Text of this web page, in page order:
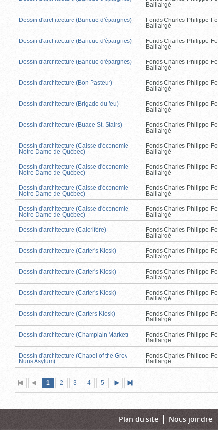
Baillairgé
Dessin d'architecture (Banque d'épargnes)
Fonds Charles-Philippe-
Baillairgé
Dessin d'architecture (Banque d'épargnes)
Fonds Charles-Philippe-
Baillairgé
Dessin d'architecture (Banque d'épargnes)
Fonds Charles-Philippe-
Baillairgé
Dessin d'architecture (Bon Pasteur)
Fonds Charles-Philippe-
Baillairgé
Dessin d'architecture (Brigade du feu)
Fonds Charles-Philippe-
Baillairgé
Dessin d'architecture (Buade St. Stairs)
Fonds Charles-Philippe-
Baillairgé
Dessin d'architecture (Caisse d'économie
Notre-Dame-de-Québec)
Fonds Charles-Philippe-
Baillairgé
Dessin d'architecture (Caisse d'économie
Notre-Dame-de-Québec)
Fonds Charles-Philippe-
Baillairgé
Dessin d'architecture (Caisse d'économie
Notre-Dame-de-Québec)
Fonds Charles-Philippe-
Baillairgé
Dessin d'architecture (Caisse d'économie
Notre-Dame-de-Québec)
Fonds Charles-Philippe-
Baillairgé
Dessin d'architecture (Calorifère)
Fonds Charles-Philippe-
Baillairgé
Dessin d'architecture (Carter's Kiosk)
Fonds Charles-Philippe-
Baillairgé
Dessin d'architecture (Carter's Kiosk)
Fonds Charles-Philippe-
Baillairgé
Dessin d'architecture (Carter's Kiosk)
Fonds Charles-Philippe-
Baillairgé
Dessin d'architecture (Carters Kiosk)
Fonds Charles-Philippe-
Baillairgé
Dessin d'architecture (Champlain Market)
Fonds Charles-Philippe-
Baillairgé
Dessin d'architecture (Chapel of the Grey
Nuns Asylum)
Fonds Charles-Philippe-
Baillairgé
Première
page
Page
précédente
Page
1 (page
actuelle)
Page
2 Page
3 Page
4 Page
5
suivante
page
Plan du site Nous joindre